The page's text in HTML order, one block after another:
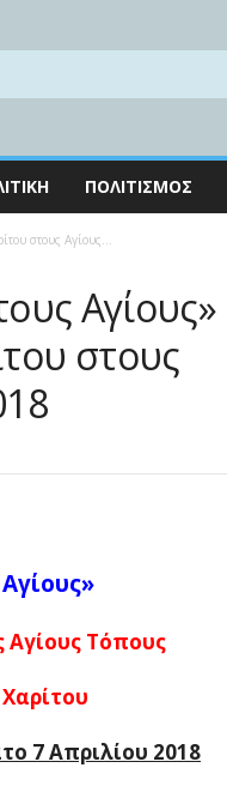
ΠΟΛΙΤΙΣΜΌΣ
στους Αγίους...
Αγίους»
στους
Αγίους Τόπους
7 Απριλίου 2018